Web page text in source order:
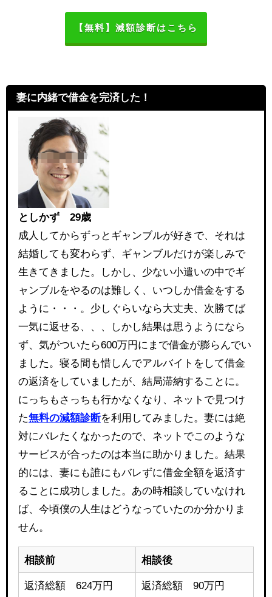
【無料】減額診断はこちら
妻に内緒で借金を完済した！
としかず 29歳
成人してからずっとギャンブルが好きで、それは
結婚しても変わらず、ギャンブルだけが楽しみで
生きてきました。しかし、少ない小遣いの中でギ
ャンブルをやるのは難しく、いつしか借金をする
ように・・・。少しぐらいなら大丈夫、次勝てば
一気に返せる、、、しかし結果は思うようになら
ず、気がついたら600万円にまで借金が膨らんでい
ました。寝る間も惜しんでアルバイトをして借金
の返済をしていましたが、結局滞納することに。
にっちもさっちも行かなくなり、ネットで見つけ
た無料の減額診断を利用してみました。妻には絶
対にバレたくなかったので、ネットでこのような
サービスが合ったのは本当に助かりました。結果
的には、妻にも誰にもバレずに借金全額を返済す
ることに成功しました。あの時相談していなけれ
ば、今頃僕の人生はどうなっていたのか分かりま
せん。
相談前 相談後
返済総額 624万円 返済総額 90万円